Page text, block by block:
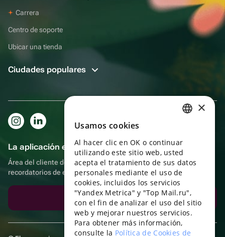
Carrera
Centro de soporte
Ubicar una tienda
Ciudades populares
La aplicación es aún más práctica.
Área del cliente del destinatario, más bonos por compras y
recordatorios de eventos
Descargar la aplicación
ENGLISH
UKRAINIAN
PORTUGUESE
SPANISH
HUNGARIAN
ITALIAN
×
Usamos cookies
Al hacer clic en OK o continuar
utilizando este sitio web, usted
acepta el tratamiento de sus datos
personales mediante el uso de
cookies, incluidos los servicios
"Yandex Metrica" y "Top Mail.ru",
con el fin de analizar el uso del sitio
web y mejorar nuestros servicios.
Para obtener más información,
consulte la Política de Cookies de